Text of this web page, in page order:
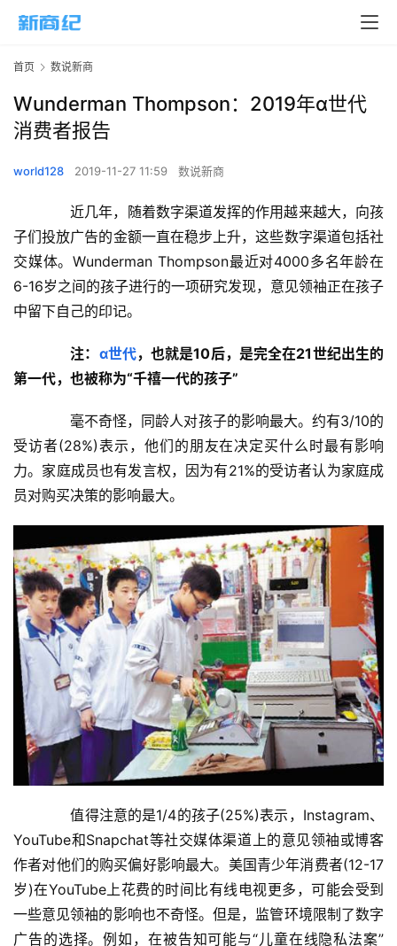
首
页
新
商
业
5
G
工
智
能
A
I
首页 数说新商
Wunderman Thompson：2019年α世代
消费者报告
world128 2019-11-27 11:59 数说新商
近几年，随着数字渠道发挥的作用越来越大，向孩
子们投放广告的金额一直在稳步上升，这些数字渠道包括社
交媒体。Wunderman Thompson最近对4000多名年龄在
6-16岁之间的孩子进行的一项研究发现，意见领袖正在孩子
中留下自己的印记。
注： α世代，也就是10后，是完全在21世纪出生的
第一代，也被称为“千禧一代的孩子”
毫不奇怪，同龄人对孩子的影响最大。约有3/10的
受访者(28%)表示，他们的朋友在决定买什么时最有影响
力。家庭成员也有发言权，因为有21%的受访者认为家庭成
员对购买决策的影响最大。
值得注意的是1/4的孩子(25%)表示，Instagram、
YouTube和Snapchat等社交媒体渠道上的意见领袖或博客
作者对他们的购买偏好影响最大。美国青少年消费者(12-17
岁)在YouTube上花费的时间比有线电视更多，可能会受到
一些意见领袖的影响也不奇怪。但是，监管环境限制了数字
广告的选择。例如，在被告知可能与“儿童在线隐私法案”